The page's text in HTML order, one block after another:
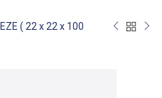
( 22 x 22 x 100